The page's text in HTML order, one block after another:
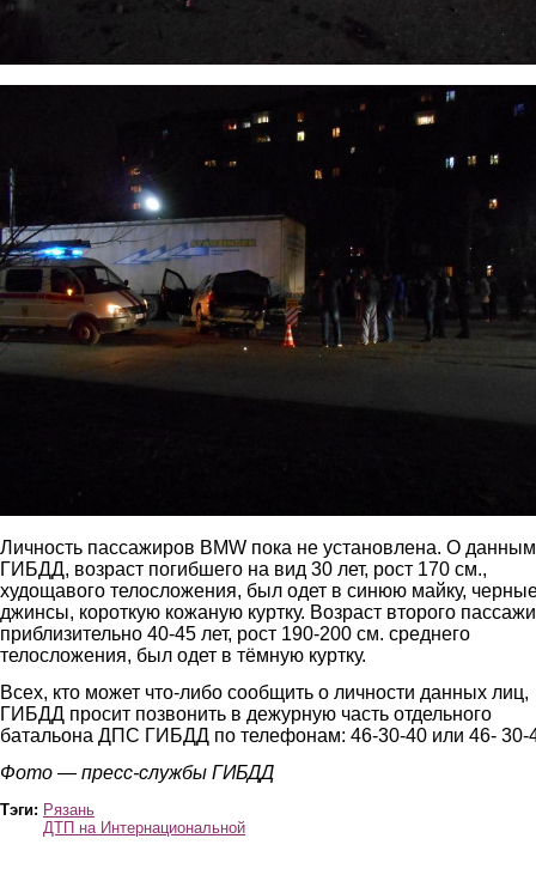
Личность пассажиров ВМW пока не установлена. О данным
ГИБДД, возраст погибшего на вид 30 лет, рост 170 см.,
худощавого телосложения, был одет в синюю майку,
джинсы, короткую кожаную куртку. Возраст второго
приблизительно 40-45 лет, рост 190-200 см. среднего
телосложения, был одет в тёмную куртку.
Всех, кто может что-либо сообщить о личности данных лиц,
ГИБДД просит позвонить в дежурную часть отдельного
батальона ДПС ГИБДД по телефонам: 46-30-40 или 46- 30-
Фото — пресс-службы ГИБДД
Тэги: Рязань
ДТП на Интернациональной